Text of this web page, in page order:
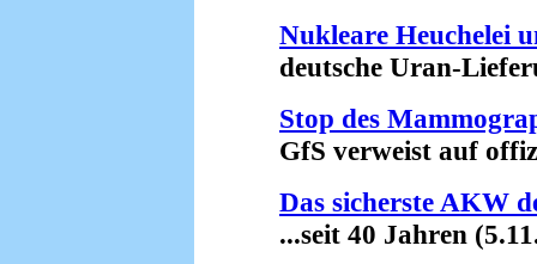
Nukleare Heuchelei
deutsche Uran-
Stop des
GfS verweist auf
Das sicherste AKW
...seit 40 Jahren